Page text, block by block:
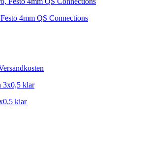
4mm QS Connections
klar